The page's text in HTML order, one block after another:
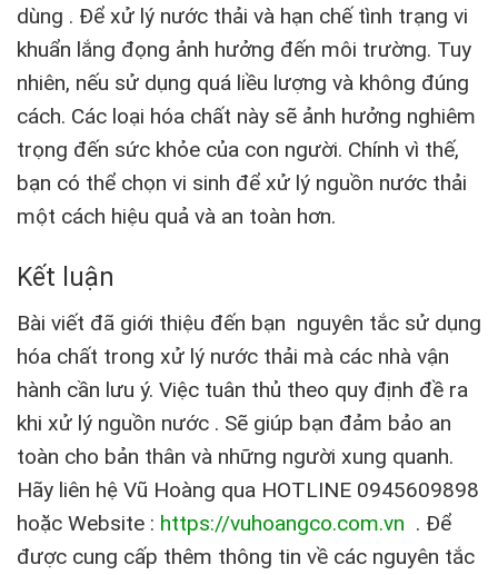
dùng . Để xử lý nước thải và hạn chế tình trạng vi
khuẩn lắng đọng ảnh hưởng đến môi trường. Tuy
nhiên, nếu sử dụng quá liều lượng và không đúng
cách. Các loại hóa chất này sẽ ảnh hưởng nghiêm
trọng đến sức khỏe của con người. Chính vì thế,
bạn có thể chọn vi sinh để xử lý nguồn nước thải
một cách hiệu quả và an toàn hơn.
Kết luận
Bài viết đã giới thiệu đến bạn nguyên tắc sử dụng
hóa chất trong xử lý nước thải mà các nhà vận
hành cần lưu ý. Việc tuân thủ theo quy định đề ra
khi xử lý nguồn nước . Sẽ giúp bạn đảm bảo an
toàn cho bản thân và những người xung quanh.
Hãy liên hệ Vũ Hoàng qua HOTLINE 0945609898
hoặc Website : https://vuhoangco.com.vn . Để
được cung cấp thêm thông tin về các nguyên tắc